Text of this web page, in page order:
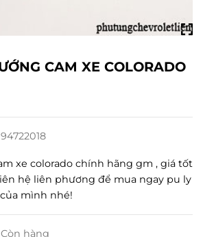
CAM XE COLORADO
94722018
xe colorado chính hãng gm , giá tốt
hệ liên phương để mua ngay pu ly
mình nhé!
Còn hàng